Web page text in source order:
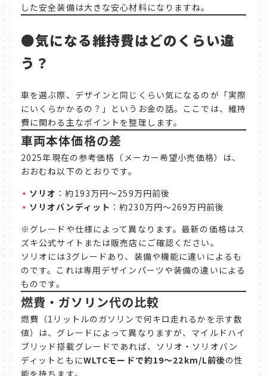
した安全装備は大きな安心材料になりますね。
●気になる維持費はどのくらい違
う？
車を選ぶ際、デザインと同じくらい気になるのが「実際
にいくらかかるの？」というお金の話。ここでは、維持
費に関わる主なポイントを整理します。
車両本体価格の差
2025年現在の参考価格（メーカー希望小売価格）は、
おおむね以下のとおりです。
ソリオ ：約193万円〜259万円前後
ソリオバンディット ：約230万円〜269万円前後
※グレードや仕様によって異なります。最新の価格はス
ズキ公式サイトまたは販売店にご確認ください。
ソリオには3グレードあり、装備や機能に違いによるも
のです。これは専用デザインパーツや装備の違いによる
ものです。
燃費・ガソリン代の比較
燃費（1リットルのガソリンで何キロ走れるかを示す数
値）は、グレードによって異なりますが、マイルドハイ
ブリッド搭載グレードであれば、ソリオ・ソリオバン
ディットともにWLTCモードで約19〜22km/L前後の性
能を持ちます。